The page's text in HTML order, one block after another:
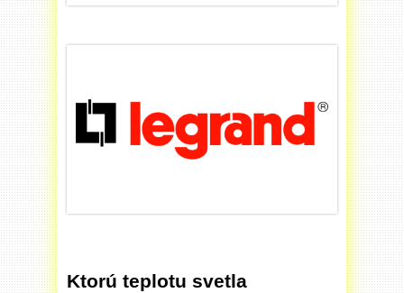
Ktorú teplotu svetla